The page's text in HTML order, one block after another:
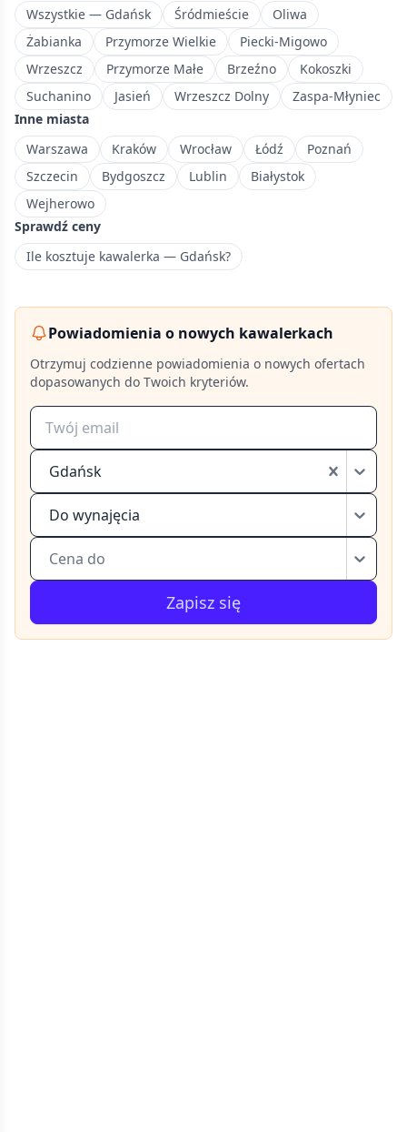
mieszaną
zabudową
mieszkaniową.
Wszystkie — Gdańsk
Śródmieście
Oliwa
Żabianka
Przymorze Wielkie
Piecki-Migowo
Wrzeszcz
Przymorze Małe Brzeźno
Kokoszki
Suchanino
Jasień Wrzeszcz Dolny
Zaspa-Młyniec
Inne miasta
Warszawa
Kraków Wrocław Łódź
Poznań
Szczecin
Bydgoszcz Lublin
Białystok
Wejherowo
Sprawdź ceny
Ile kosztuje kawalerka — Gdańsk?
Powiadomienia o nowych kawalerkach
Otrzymuj codzienne powiadomienia o nowych ofertach
dopasowanych do Twoich kryteriów.
Gdańsk
Do wynajęcia
Cena do
Zapisz się